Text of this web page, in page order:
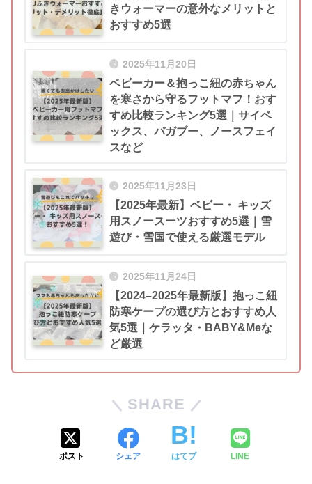
きウォーマーの意外なメリットと
おすすめ5選
2025年11月20日
ベビーカー＆抱っこ紐の赤ちゃん
を寒さから守るフットマフ！おす
すめ比較ランキング5選｜サイベ
ックス、バガブー、ノースフェイ
スなど
2025年11月23日
【2025年最新】ベビー・ キッズ
用スノースーツおすすめ5選｜雪
遊び・雪国で使える厳選モデル
2025年11月24日
【2024–2025年最新版】抱っこ紐
防寒ケープの選び方とおすすめ人
気5選｜ケラッタ・BABY&Meな
ど厳選
SHARE
ポスト シェア はてブ LINE